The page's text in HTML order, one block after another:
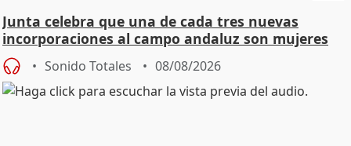
Junta celebra que una de cada tres nuevas
incorporaciones al campo andaluz son mujeres
jóvenes
Sonido Totales 08/08/2026